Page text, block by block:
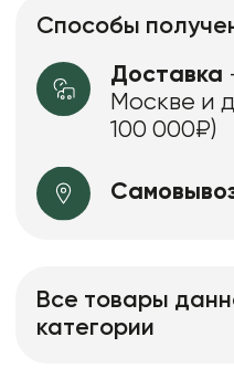
Способы
Доставка
Москве и
100 000₽)
Все товары
категории